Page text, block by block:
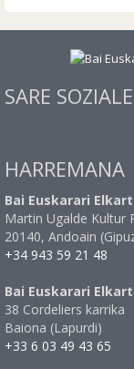
SARE
HARREMANA
Bai Euskarari
Martin Ugalde Kultur
20140, Andoain
+34 943 59 21 48
Bai Euskarari
38 Cordeliers karrika
Baiona (Lapurdi)
+33 6 03 49 43 65